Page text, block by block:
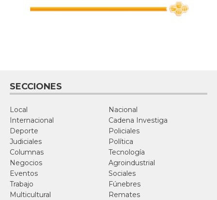
SECCIONES
Local
Nacional
Internacional
Cadena Investiga
Deporte
Policiales
Judiciales
Política
Columnas
Tecnología
Negocios
Agroindustrial
Eventos
Sociales
Trabajo
Fúnebres
Multicultural
Remates